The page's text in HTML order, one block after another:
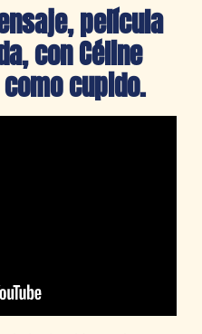
película
con Céline
cupido.